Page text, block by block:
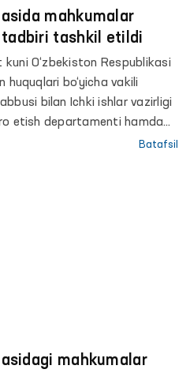
Nurafshon shahrida
yashash joyiga ega
reabilitatsiya qilish
qamoqqa olingan shaxslarni
Maxsus qabulxonaga
amalga oshirildi.
mahkumalar
tashkil etildi
O‘zbekiston Respublikasi
huquqlari bo‘yicha vakili
bilan Ichki ishlar vazirligi
etish departamenti hamda
jamiyati hamkorligida 8
muddatini o‘tayotgan
Batafsil
mahkumalar